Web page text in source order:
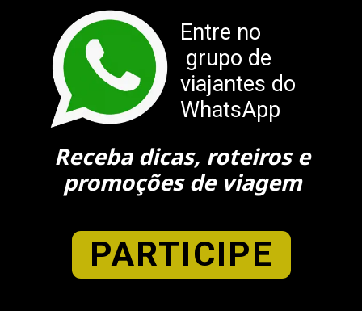
Entre no
grupo de
viajantes do
WhatsApp
PARTICIPE
Receba dicas, roteiros e
promoções de viagem